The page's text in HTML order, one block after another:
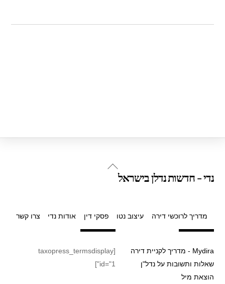
Back
נדי - חדשות נדלן בישראל
מדריך לרוכשי דירה עיצוב נטו פסקי דין אודות נדי צרו קשר
Mydira - מדריך לקניית דירה
שאלות ותשובות על נדל"ן
הוצאת מיל
[taxopress_termsdisplay
id="1"]